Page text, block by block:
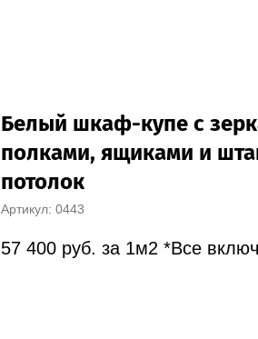
Белый шкаф-купе с
полками, ящиками и
потолок
Артикул: 0443
57 400 руб. за 1м2 *Все